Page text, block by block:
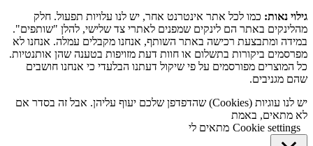
גילוי נאות: כמו לכל אתר אינטרנט אחר, יש לנו עלויות תפעול. חלק
מהלינקים באתר הם לינקים שמפנים לאתרי צד שלישי, להלן "שותפים".
במידה ומתבצעת רכישה באתר השותף, אנחנו מקבלים עמלה. אנחנו לא
מפרסמים ביקורות בתשלום או חוות דעת מזויפות בטענה שהן אותנטיות.
כל המוצרים מפורסמים על פי שיקול דעתנו הבלעדי כי אנחנו חושבים
שהם מגניבים.
יש לנו עוגיות (Cookies) שהדפדפן שלכם יעוף עליהן. אבל זה בסדר אם
לא מתאים, באמת
Cookie settings מתאים לי